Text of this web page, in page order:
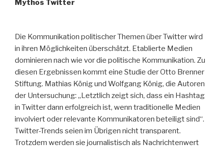
Mythos Twitter
Die Kommunikation politischer Themen über Twitter wird
in ihren Möglichkeiten überschätzt. Etablierte Medien
dominieren nach wie vor die politische Kommunikation. Zu
diesen Ergebnissen kommt eine Studie der Otto Brenner
Stiftung. Mathias König und Wolfgang König, die Autoren
der Untersuchung: „Letztlich zeigt sich, dass ein Hashtag
in Twitter dann erfolgreich ist, wenn traditionelle Medien
involviert oder relevante Kommunikatoren beteiligt sind“.
Twitter-Trends seien im Übrigen nicht transparent.
Trotzdem werden sie journalistisch als Nachrichtenwert